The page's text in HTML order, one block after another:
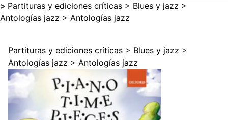
> Partituras y ediciones críticas > Blues y jazz >
Antologías jazz > Antologías jazz
Partituras y ediciones críticas > Blues y jazz >
Antologías jazz > Antologías jazz